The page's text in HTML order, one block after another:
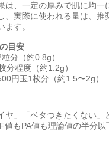
は、一定の厚みで肌に均一
、実際に使われる量は、推
す。
目安
分（約0.8g）
分程度（約1.2g）
円玉1枚分（約1.5〜2g）
ヤ」「ベタつきたくない」
値もPA値も理論値の半分